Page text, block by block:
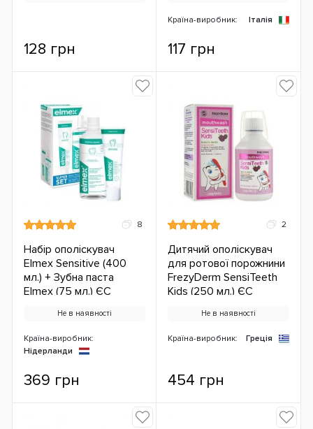
128 грн
Країна-виробник: Італія
117 грн
8
Набір ополіскувач
Elmex Sensitive (400
мл.) + Зубна паста
Elmex (75 мл.) ЄС
Не в наявності
Країна-виробник:
Нідерланди
369 грн
2
Дитячий ополіскувач
для ротової порожнини
FrezyDerm SensiTeeth
Kids (250 мл.) ЄС
Не в наявності
Країна-виробник: Греція
454 грн